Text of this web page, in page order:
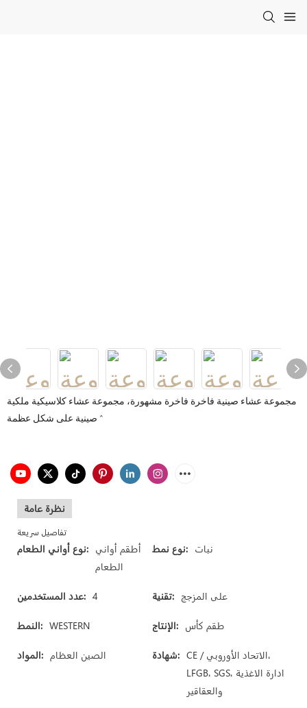
مجموعة عشاء صينية فاخرة فاخرة مشهورة، مجموعة عشاء كلاسيكية ملكية
صينية على شكل عظمة ^
نظرة عامة
تفاصيل سريعة
نوع أواني الطعام: أطقم أواني
الطعام
نوع نمط: نبات
عدد المستخدمين: 4 تقنية: على المزجج
النمط: WESTERN الإنتاج: طقم كأس
المواد: الصين العظام شهادة: CE / الاتحاد الأوروبي،
LFGB، SGS، ادارة الاغذية
والعقاقير